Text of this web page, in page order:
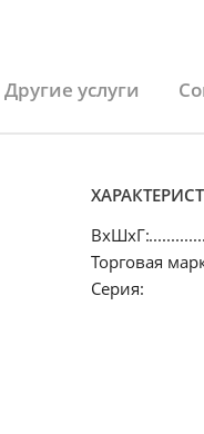
Другие услуги
ВхШхГ:
Торговая
Серия: